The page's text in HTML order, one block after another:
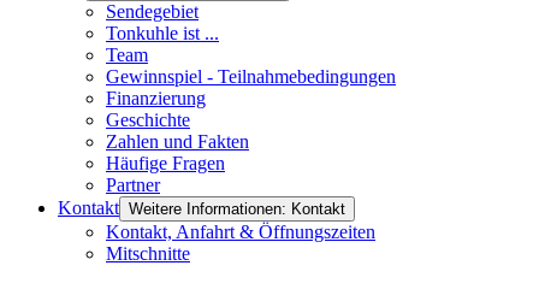
Sendegebiet
Tonkuhle ist ...
Team
Gewinnspiel - Teilnahmebedingungen
Finanzierung
Geschichte
Zahlen und Fakten
Häufige Fragen
Partner
Kontakt Weitere Informationen: Kontakt
Kontakt, Anfahrt & Öffnungszeiten
Mitschnitte